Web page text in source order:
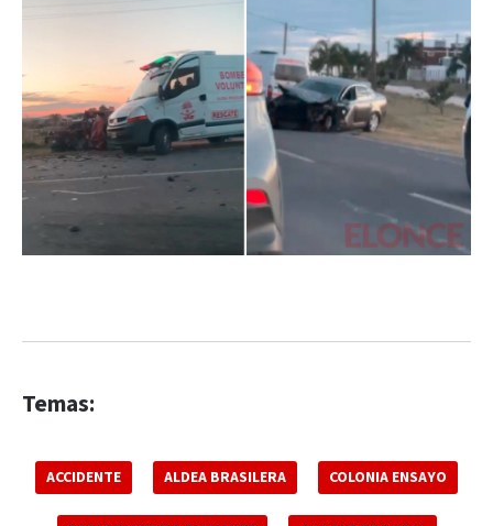
Temas:
ACCIDENTE ALDEA BRASILERA COLONIA ENSAYO